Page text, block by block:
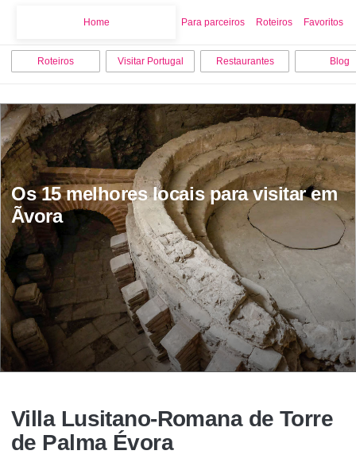
Home Para parceiros Roteiros Favoritos
Roteiros Visitar Portugal Restaurantes Blog
Os 15 melhores locais para visitar em
Ãvora
Villa Lusitano-Romana de Torre
de Palma Évora